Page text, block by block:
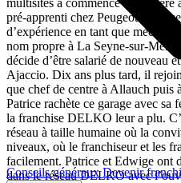
Conseils générauxDevenir
pré-apprenti chez Peugeot à
d’expérience en tant que
nom propre à La Seyne-sur-Mer.
décide d’être salarié de nouveau
Ajaccio. Dix ans plus tard, il
que chef de centre à Allauch puis
Patrice rachète ce garage avec
la franchise DELKO leur a plu.
réseau à taille humaine où la
niveaux, où le franchiseur et les
facilement. Patrice et Edwige ont
dans le réseau DELKO avec